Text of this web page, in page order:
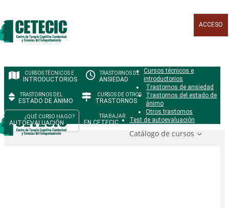
ACCESO
INTRODUCTORIOS ANSIEDAD
ESTADO DE ÁNIMO TRASTORNOS
AUTOEVALUACIÓN EN CETECIC
Cursos técnicos e
introductorios
Trastornos de ansiedad
Trastornos del estado de
ánimo
Otros trastornos
Test de autoevaluación